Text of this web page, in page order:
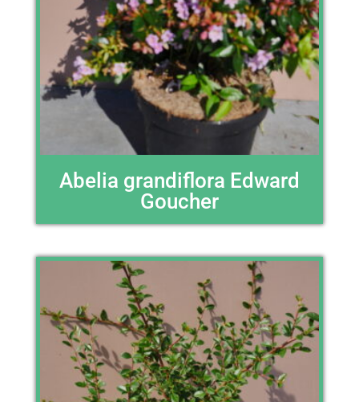
Abelia grandiflora Edward
Goucher